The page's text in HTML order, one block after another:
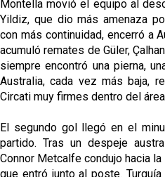
Montella movió el equipo al
Yildiz, que dio más amenaza
con más continuidad, encerró a
acumuló remates de Güler,
siempre encontró una pierna,
Australia, cada vez más baja,
Circati muy firmes dentro del
El segundo gol llegó en el
partido. Tras un despeje
Connor Metcalfe condujo hacia
que entró junto al poste.